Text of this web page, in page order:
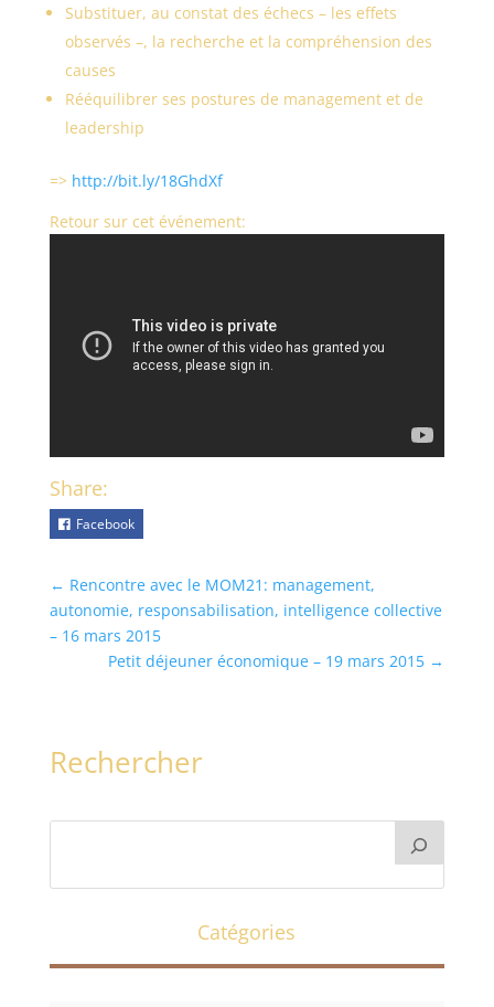
Substituer, au constat des échecs – les effets
observés –, la recherche et la compréhension des
causes
Rééquilibrer ses postures de management et de
leadership
=> http://bit.ly/18GhdXf
Retour sur cet événement:
Share:
Facebook
← Rencontre avec le MOM21: management,
autonomie, responsabilisation, intelligence collective
– 16 mars 2015
Petit déjeuner économique – 19 mars 2015 →
Rechercher
Catégories